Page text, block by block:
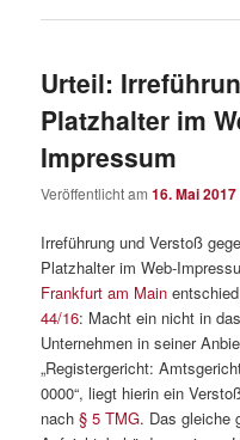
Urteil:
Platzhalter im
Impressum
Veröffentlicht am16. Mai 2017
Irreführung und Verstoß
Platzhalter im Web-
Frankfurt am Main
44/16: Macht ein nicht in
Unternehmen in seiner
„Registergericht:
0000“, liegt hierin ein
nach§ 5 TMG. Das gleiche